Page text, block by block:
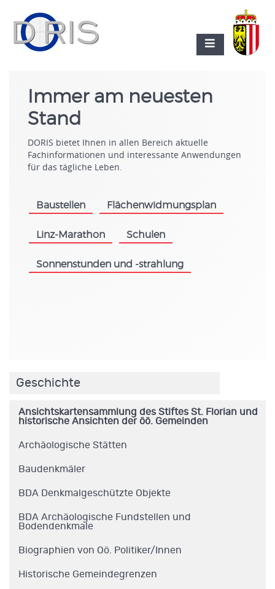
Immer am neuesten
Stand
DORIS bietet Ihnen in allen Bereich aktuelle
Fachinformationen und interessante Anwendungen
für das tägliche Leben.
Baustellen Flächenwidmungsplan
Linz-Marathon Schulen
Sonnenstunden und -strahlung
Geschichte
Ansichtskartensammlung des Stiftes St. Florian und
historische Ansichten der öö. Gemeinden
Archäologische Stätten
Baudenkmäler
BDA Denkmalgeschützte Objekte
BDA Archäologische Fundstellen und
Bodendenkmale
Biographien von Oö. Politiker/Innen
Historische Gemeindegrenzen